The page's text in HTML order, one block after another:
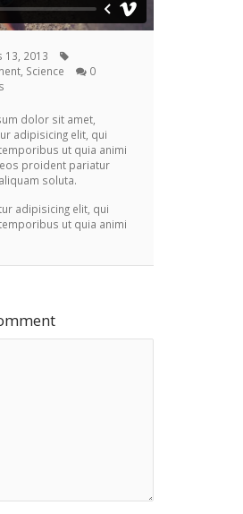
13, 2013
Science
0
dolor sit amet,
adipisicing elit, qui
ut quia animi
proident pariatur
soluta.
adipisicing elit, qui
ut quia animi